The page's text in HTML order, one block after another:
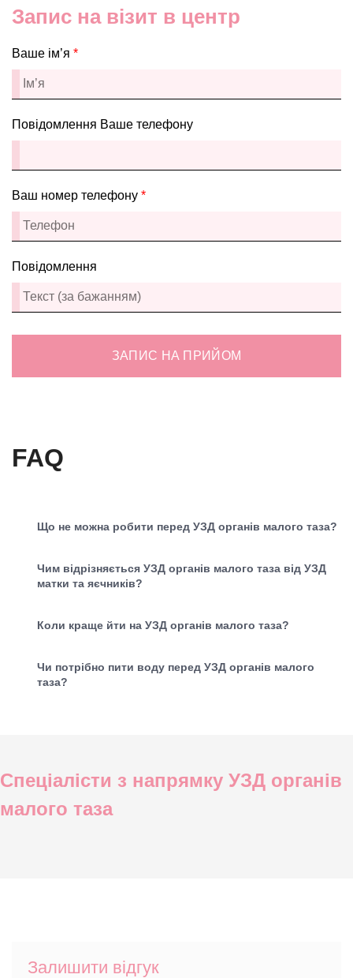
Запис на візит в центр
Ваше ім’я *
Повідомлення Ваше телефону
Ваш номер телефону *
Повідомлення
ЗАПИС НА ПРИЙОМ
FAQ
Що не можна робити перед УЗД органів малого таза?
Чим відрізняється УЗД органів малого таза від УЗД
матки та яєчників?
Коли краще йти на УЗД органів малого таза?
Чи потрібно пити воду перед УЗД органів малого
таза?
Спеціалісти з напрямку УЗД органів
малого таза
Залишити відгук